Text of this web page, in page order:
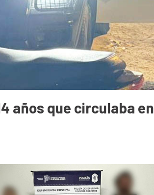
años que circulaba en